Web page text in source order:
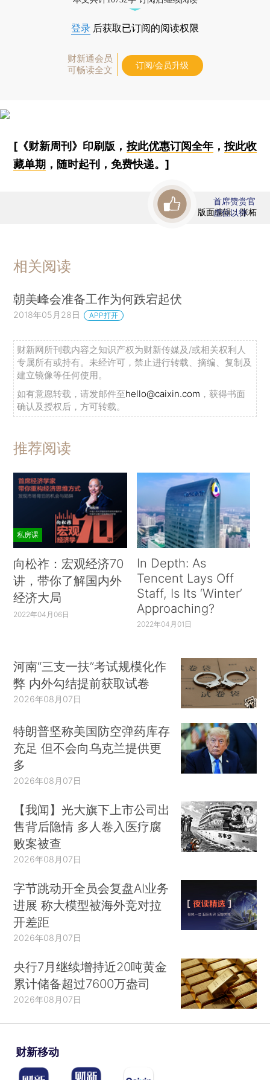
登录 后获取已订阅的阅读权限
财新通会员
可畅读全文
订阅/会员升级
[《财新周刊》印刷版， 按此优惠订阅全年， 按此收
藏单期 ，随时起刊，免费快递。]
版面编辑：张柘
首席赞赏官
虚位以待
相关阅读
朝美峰会准备工作为何跌宕起伏
2018年05月28日 APP打开
财新网所刊载内容之知识产权为财新传媒及/或相关权利人
专属所有或持有。未经许可，禁止进行转载、摘编、复制及
建立镜像等任何使用。
如有意愿转载，请发邮件至hello@caixin.com ，获得书面
确认及授权后，方可转载。
推荐阅读
私房课
向松祚：宏观经济70
讲，带你了解国内外
经济大局
2022年04月06日
In Depth: As
Tencent Lays Off
Staff, Is Its ‘Winter’
Approaching?
2022年04月01日
河南“三支一扶”考试规模化作
弊 内外勾结提前获取试卷
2026年08月07日
特朗普坚称美国防空弹药库存
充足 但不会向乌克兰提供更
多
2026年08月07日
【我闻】光大旗下上市公司出
售背后隐情 多人卷入医疗腐
败案被查
2026年08月07日
字节跳动开全员会复盘AI业务
进展 称大模型被海外竞对拉
开差距
2026年08月07日
央行7月继续增持近20吨黄金
累计储备超过7600万盎司
2026年08月07日
财新移动